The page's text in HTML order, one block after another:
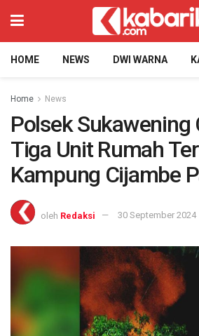
HOME NEWS DWI WARNA
Home News
Polsek Sukawening
Tiga Unit Rumah
Kampung Cijambe
oleh Redaksi 30 September 2024